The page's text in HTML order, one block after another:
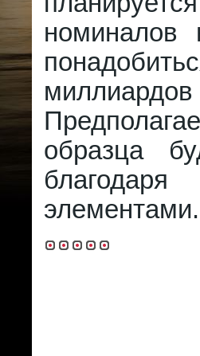
номиналов
образца
элементами.